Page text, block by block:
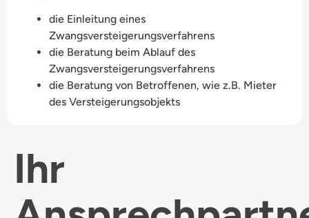
die Einleitung eines
Zwangsversteigerungsverfahrens
die Beratung beim Ablauf des
Zwangsversteigerungsverfahrens
die Beratung von Betroffenen, wie z.B. Mieter
des Versteigerungsobjekts
Ihr